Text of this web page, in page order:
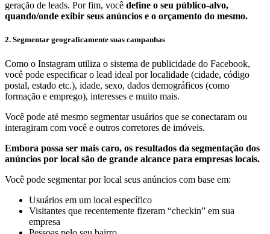
geração de leads. Por fim, você define o seu público-alvo,
quando/onde exibir seus anúncios e o orçamento do mesmo.
2. Segmentar geograficamente suas campanhas
Como o Instagram utiliza o sistema de publicidade do Facebook,
você pode especificar o lead ideal por localidade (cidade, código
postal, estado etc.), idade, sexo, dados demográficos (como
formação e emprego), interesses e muito mais.
Você pode até mesmo segmentar usuários que se conectaram ou
interagiram com você e outros corretores de imóveis.
Embora possa ser mais caro, os resultados da segmentação dos
anúncios por local são de grande alcance para empresas locais.
Você pode segmentar por local seus anúncios com base em:
Usuários em um local específico
Visitantes que recentemente fizeram “checkin” em sua
empresa